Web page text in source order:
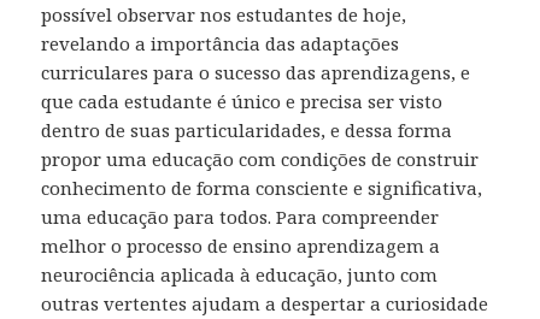
possível observar nos estudantes de hoje,
revelando a importância das adaptações
curriculares para o sucesso das aprendizagens, e
que cada estudante é único e precisa ser visto
dentro de suas particularidades, e dessa forma
propor uma educação com condições de construir
conhecimento de forma consciente e significativa,
uma educação para todos. Para compreender
melhor o processo de ensino aprendizagem a
neurociência aplicada à educação, junto com
outras vertentes ajudam a despertar a curiosidade